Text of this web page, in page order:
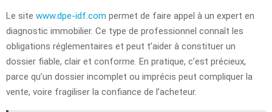
Le site www.dpe-idf.com permet de faire appel à un expert en
diagnostic immobilier. Ce type de professionnel connaît les
obligations réglementaires et peut t’aider à constituer un
dossier fiable, clair et conforme. En pratique, c’est précieux,
parce qu’un dossier incomplet ou imprécis peut compliquer la
vente, voire fragiliser la confiance de l’acheteur.